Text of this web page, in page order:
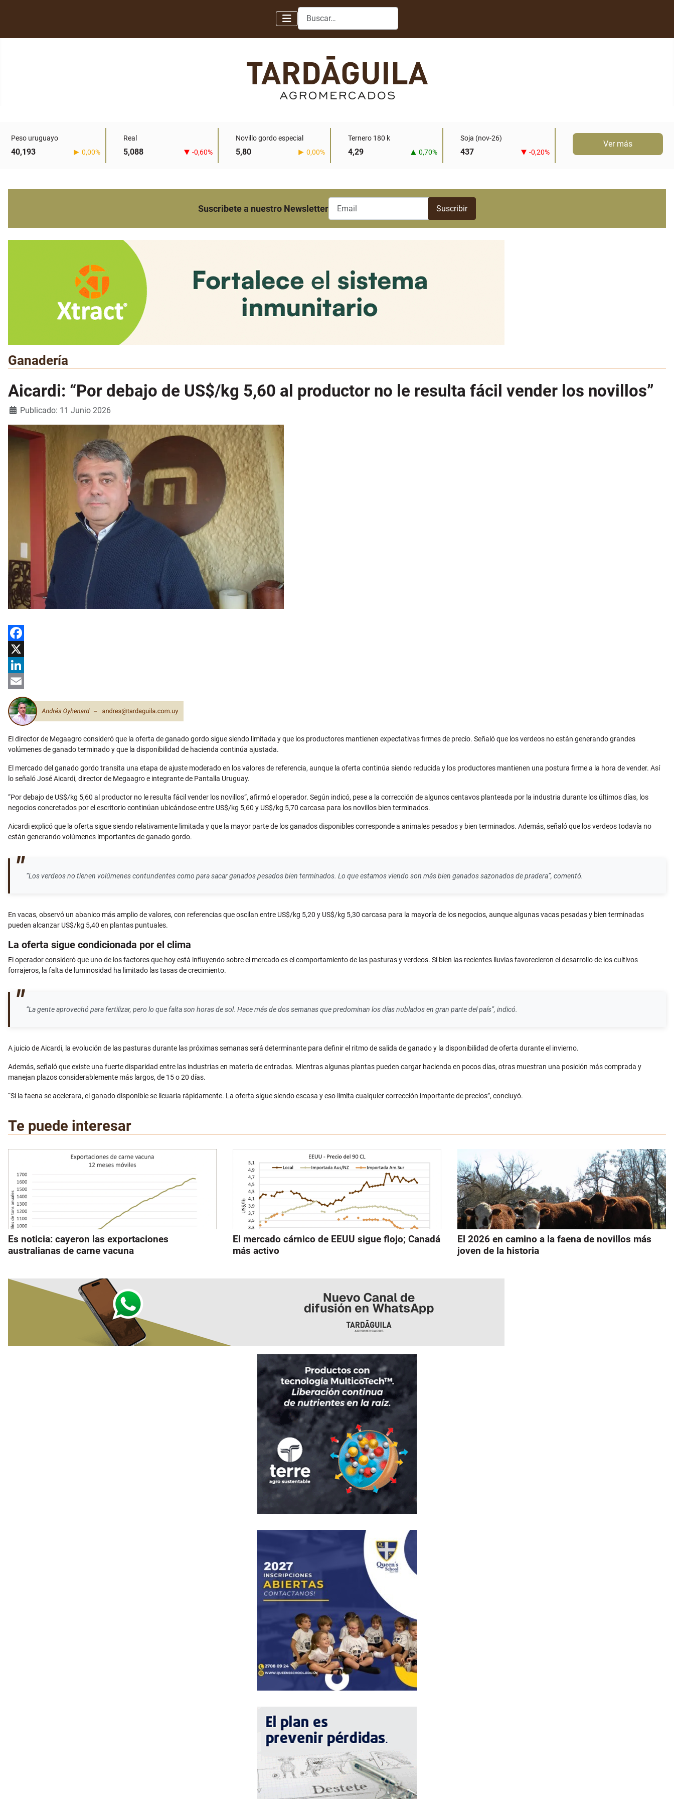
Buscar
Peso uruguayo
40,193 0,00%
Real
5,088 -0,60%
Novillo gordo especial
5,80 0,00%
Ternero 180 k
4,29 0,70%
Soja (nov-26)
437 -0,20%
Ver más
Suscribete a nuestro Newsletter
Ganadería
Aicardi: “Por debajo de US$/kg 5,60 al productor no le resulta fácil vender los novillos”
Detalles
Publicado: 11 Junio 2026
Facebook
X
LinkedIn
Email
El director de Megaagro consideró que la oferta de ganado gordo sigue siendo limitada y que los productores mantienen expectativas firmes de precio. Señaló que los verdeos no están generando grandes
volúmenes de ganado terminado y que la disponibilidad de hacienda continúa ajustada.
El mercado del ganado gordo transita una etapa de ajuste moderado en los valores de referencia, aunque la oferta continúa siendo reducida y los productores mantienen una postura firme a la hora de vender. Así
lo señaló José Aicardi, director de Megaagro e integrante de Pantalla Uruguay.
“Por debajo de US$/kg 5,60 al productor no le resulta fácil vender los novillos”, afirmó el operador. Según indicó, pese a la corrección de algunos centavos planteada por la industria durante los últimos días, los
negocios concretados por el escritorio continúan ubicándose entre US$/kg 5,60 y US$/kg 5,70 carcasa para los novillos bien terminados.
Aicardi explicó que la oferta sigue siendo relativamente limitada y que la mayor parte de los ganados disponibles corresponde a animales pesados y bien terminados. Además, señaló que los verdeos todavía no
están generando volúmenes importantes de ganado gordo.
“Los verdeos no tienen volúmenes contundentes como para sacar ganados pesados bien terminados. Lo que estamos viendo son más bien ganados sazonados de pradera”, comentó.
En vacas, observó un abanico más amplio de valores, con referencias que oscilan entre US$/kg 5,20 y US$/kg 5,30 carcasa para la mayoría de los negocios, aunque algunas vacas pesadas y bien terminadas
pueden alcanzar US$/kg 5,40 en plantas puntuales.
La oferta sigue condicionada por el clima
El operador consideró que uno de los factores que hoy está influyendo sobre el mercado es el comportamiento de las pasturas y verdeos. Si bien las recientes lluvias favorecieron el desarrollo de los cultivos
forrajeros, la falta de luminosidad ha limitado las tasas de crecimiento.
“La gente aprovechó para fertilizar, pero lo que falta son horas de sol. Hace más de dos semanas que predominan los días nublados en gran parte del país”, indicó.
A juicio de Aicardi, la evolución de las pasturas durante las próximas semanas será determinante para definir el ritmo de salida de ganado y la disponibilidad de oferta durante el invierno.
Además, señaló que existe una fuerte disparidad entre las industrias en materia de entradas. Mientras algunas plantas pueden cargar hacienda en pocos días, otras muestran una posición más comprada y
manejan plazos considerablemente más largos, de 15 o 20 días.
“Si la faena se acelerara, el ganado disponible se licuaría rápidamente. La oferta sigue siendo escasa y eso limita cualquier corrección importante de precios”, concluyó.
Te puede interesar
Es noticia: cayeron las exportaciones
australianas de carne vacuna
El mercado cárnico de EEUU sigue flojo; Canadá
más activo
El 2026 en camino a la faena de novillos más
joven de la historia